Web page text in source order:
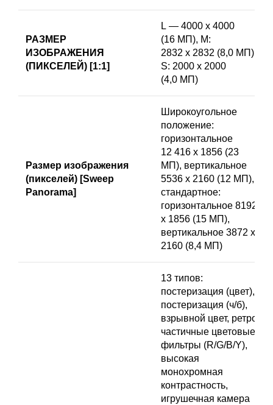
РАЗМЕР
ИЗОБРАЖЕНИЯ
(ПИКСЕЛЕЙ) [1:1]
L — 4000 x 4000
(16 МП), M:
2832 x 2832 (8,0 МП),
S: 2000 x 2000
(4,0 МП)
Размер изображения
(пикселей) [Sweep
Panorama]
Широкоугольное
положение:
горизонтальное
12 416 x 1856 (23
МП), вертикальное
5536 x 2160 (12 МП),
cтандартное:
горизонтальное 8192
x 1856 (15 МП),
вертикальное 3872 x
2160 (8,4 МП)
13 типов:
постеризация (цвет),
постеризация (ч/б),
взрывной цвет, ретро,
частичные цветовые
фильтры (R/G/B/Y),
высокая
монохромная
контрастность,
игрушечная камера